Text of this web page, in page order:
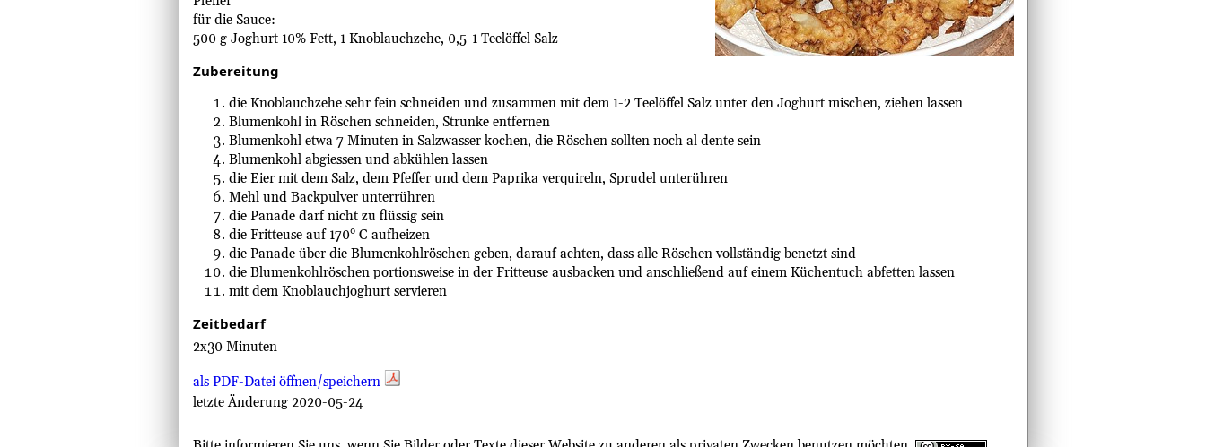
für die Sauce:
500 g Joghurt 10% Fett, 1 Knoblauchzehe, 0,5-1 Teelöffel Salz
Zubereitung
die Knoblauchzehe sehr fein schneiden und zusammen mit dem 1-2 Teelöffel Salz unter den Joghurt mischen, ziehen lassen
Blumenkohl in Röschen schneiden, Strunke entfernen
Blumenkohl etwa 7 Minuten in Salzwasser kochen, die Röschen sollten noch al dente sein
Blumenkohl abgiessen und abkühlen lassen
die Eier mit dem Salz, dem Pfeffer und dem Paprika verquireln, Sprudel unterühren
Mehl und Backpulver unterrühren
die Panade darf nicht zu flüssig sein
die Fritteuse auf 170° C aufheizen
die Panade über die Blumenkohlröschen geben, darauf achten, dass alle Röschen vollständig benetzt sind
die Blumenkohlröschen portionsweise in der Fritteuse ausbacken und anschließend auf einem Küchentuch abfetten lassen
mit dem Knoblauchjoghurt servieren
Zeitbedarf
2x30 Minuten
als PDF-Datei öffnen/speichern
letzte Änderung 2020-05-24